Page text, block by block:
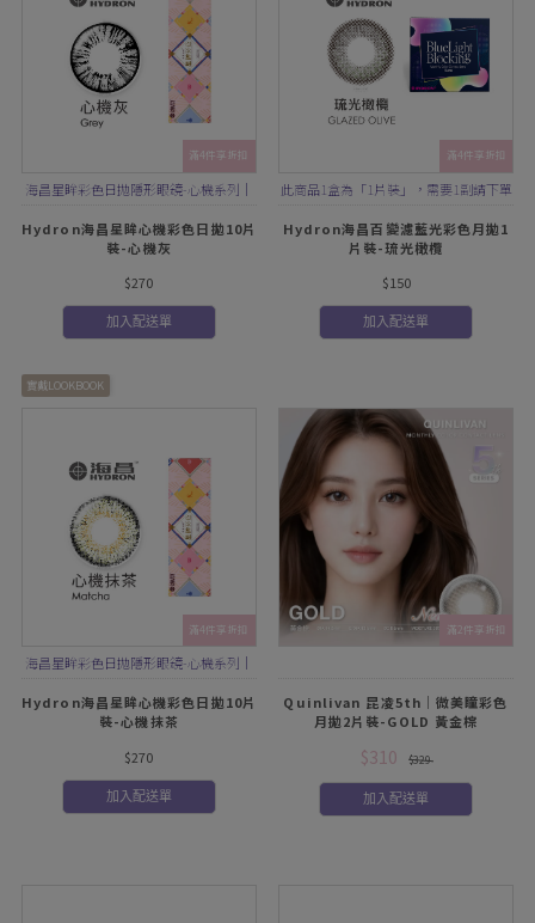
滿4件享折扣
海昌星眸彩色日拋隱形眼鏡-心機系列｜
混血大直徑
Hydron海昌星眸心機彩色日拋10片
裝-心機灰
$270
加入配送單
滿4件享折扣
此商品1盒為「1片裝」，需要1副請下單
2盒
Hydron海昌百變濾藍光彩色月拋1
片裝-琉光橄欖
$150
加入配送單
滿4件享折扣
實戴LOOKBOOK
海昌星眸彩色日拋隱形眼鏡-心機系列｜
華麗精緻花紋，顯色混血感
Hydron海昌星眸心機彩色日拋10片
裝-心機抹茶
$270
加入配送單
滿2件享折扣
Quinlivan 昆凌5th｜微美瞳彩色
月拋2片裝-GOLD 黃金棕
$310 $329
加入配送單